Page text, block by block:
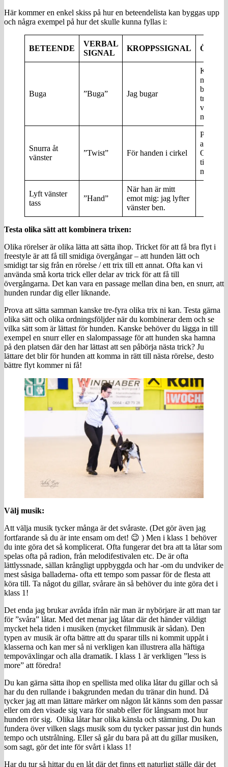
Här kommer en enkel skiss på hur en beteendelista kan byggas upp
och några exempel på hur det skulle kunna fyllas i:
BETEENDE
VERBAL
SIGNAL
KROPPSSIGNAL
Buga ”Buga” Jag bugar
Kan
mot mig,
börjat
träna
vänd
mig
Snurra åt
vänster
”Twist” För handen i cirkel
På
avstånd
OK upp
till 3
meter
Lyft vänster
tass
”Hand”
När han är mitt
emot mig: jag lyfter
vänster ben.
Testa olika sätt att kombinera trixen:
Olika rörelser är olika lätta att sätta ihop. Tricket för att få bra flyt i
freestyle är att få till smidiga övergångar – att hunden lätt och
smidigt tar sig från en rörelse / ett trix till ett annat. Ofta kan vi
använda små korta trick eller delar av trick för att få till
övergångarna. Det kan vara en passage mellan dina ben, en snurr, att
hunden rundar dig eller liknande.
Prova att sätta samman kanske tre-fyra olika trix ni kan. Testa gärna
olika sätt och olika ordningsföljder när du kombinerar dem och se
vilka sätt som är lättast för hunden. Kanske behöver du lägga in till
exempel en snurr eller en slalompassage för att hunden ska hamna
på den platsen där den har lättast att sen påbörja nästa trick? Ju
lättare det blir för hunden att komma in rätt till nästa rörelse, desto
bättre flyt kommer ni få!
Välj musik:
Att välja musik tycker många är det svåraste. (Det gör även jag
fortfarande så du är inte ensam om det! 😉 ) Men i klass 1 behöver
du inte göra det så komplicerat. Ofta fungerar det bra att ta låtar som
spelas ofta på radion, från melodifestivalen etc. De är ofta
lättlyssnade, sällan krångligt uppbyggda och har -om du undviker de
mest såsiga balladerna- ofta ett tempo som passar för de flesta att
köra till. Ta något du gillar, svårare än så behöver du inte göra det i
klass 1!
Det enda jag brukar avråda ifrån när man är nybörjare är att man tar
för ”svåra” låtar. Med det menar jag låtar där det händer väldigt
mycket hela tiden i musiken (mycket filmmusik är sådan). Den
typen av musik är ofta bättre att du sparar tills ni kommit uppåt i
klasserna och kan mer så ni verkligen kan illustrera alla häftiga
tempoväxlingar och alla dramatik. I klass 1 är verkligen ”less is
more” att föredra!
Du kan gärna sätta ihop en spellista med olika låtar du gillar och så
har du den rullande i bakgrunden medan du tränar din hund. Då
tycker jag att man lättare märker om någon låt känns som den passar
eller om den visade sig vara för snabb eller för långsam mot hur
hunden rör sig. Olika låtar har olika känsla och stämning. Du kan
fundera över vilken slags musik som du tycker passar just din hunds
tempo och utstrålning. Eller så går du bara på att du gillar musiken,
som sagt, gör det inte för svårt i klass 1!
Har du tur så hittar du en låt där det finns ett naturligt ställe där det